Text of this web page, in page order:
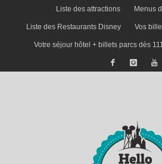
Liste des attractions Menus
Liste des Restaurants Disney Vos
Votre séjour hôtel + billets parcs dès